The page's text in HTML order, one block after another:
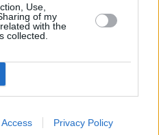
Use,
of my
with the
collected.
Privacy Policy
ελέγχου και
σε λιμάνια και πλοία
Δεκεμβρίου 2025
ψήφων για την Ελλάδα
28 Νοεμβρίου 2025